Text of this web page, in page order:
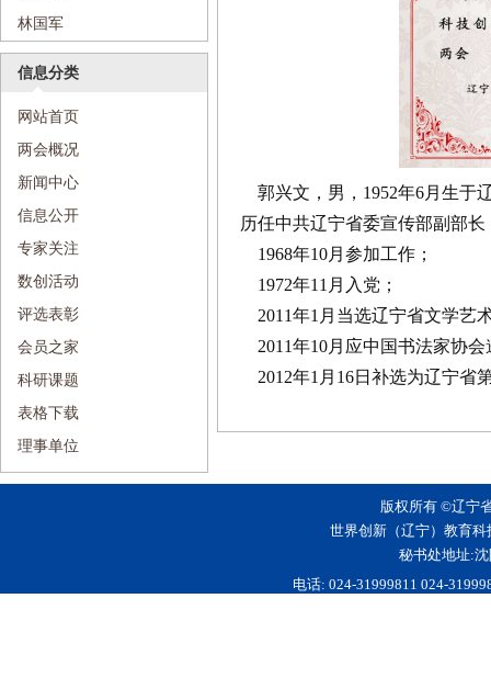
林国军
信息分类
网站首页
两会概况
新闻中心
信息公开
专家关注
数创活动
评选表彰
会员之家
科研课题
表格下载
理事单位
郭兴文，男，1952年6月生于
历任中共辽宁省委宣传部副部
1968年10月参加工作；
1972年11月入党；
2011年1月当选辽宁省文学艺
2011年10月应中国书法家协
2012年1月16日补选为辽宁省
版权所有 ©辽宁
世界创新（辽宁）教育
秘书处地址:
电话: 024-31999811 024-